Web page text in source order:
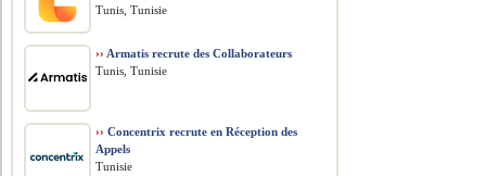
Tunis, Tunisie
›› Armatis recrute des Collaborateurs
Tunis, Tunisie
›› Concentrix recrute en Réception des
Appels
Tunisie